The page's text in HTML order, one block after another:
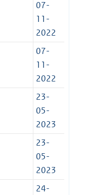
07-
11-
2022
07-
11-
2022
23-
05-
2023
23-
05-
2023
24-